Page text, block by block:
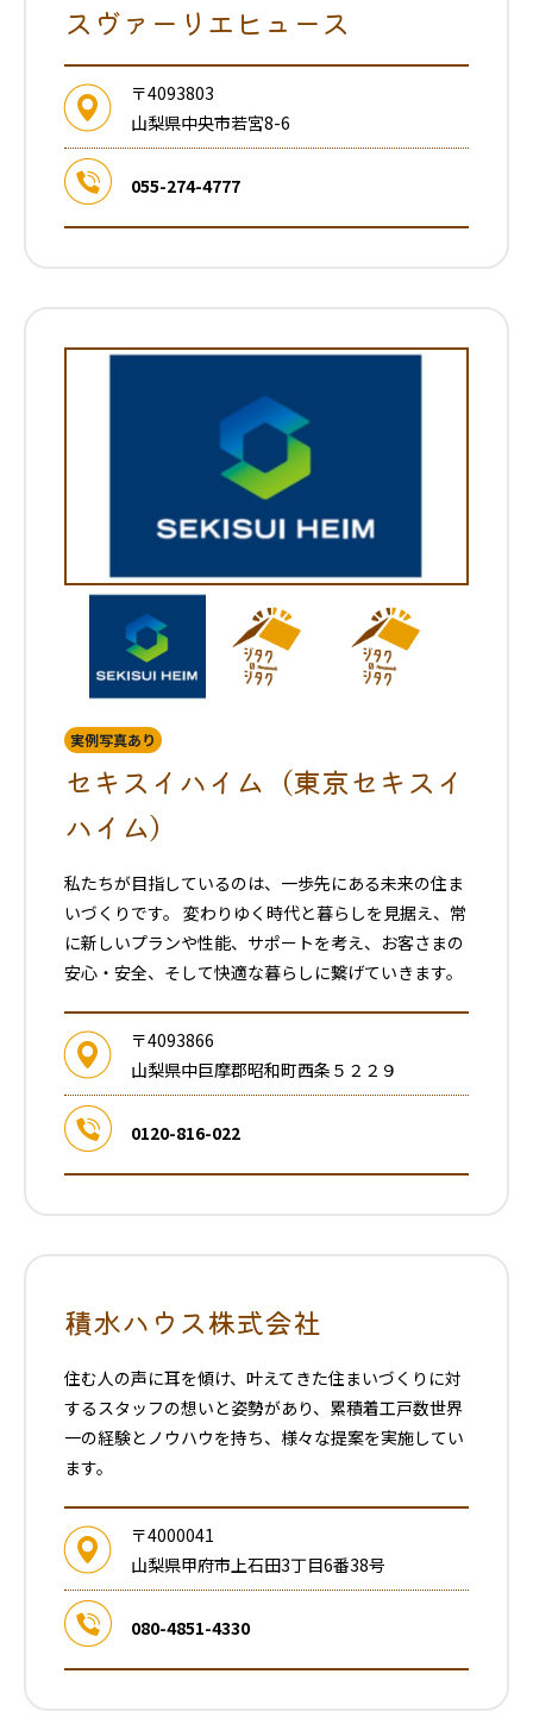
スヴァーリエヒュース
〒4093803
山梨県中央市若宮8-6
055-274-4777
実例写真あり
セキスイハイム（東京セキスイ
ハイム）
私たちが目指しているのは、一歩先にある未来の住ま
いづくりです。 変わりゆく時代と暮らしを見据え、常
に新しいプランや性能、サポートを考え、お客さまの
安心・安全、そして快適な暮らしに繋げていきます。
〒4093866
山梨県中巨摩郡昭和町西条５２２９
0120-816-022
積水ハウス株式会社
住む人の声に耳を傾け、叶えてきた住まいづくりに対
するスタッフの想いと姿勢があり、累積着工戸数世界
一の経験とノウハウを持ち、様々な提案を実施してい
ます。
〒4000041
山梨県甲府市上石田3丁目6番38号
080-4851-4330